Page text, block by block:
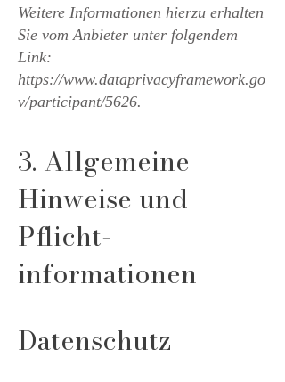
Weitere Informationen hierzu erhalten
Sie vom Anbieter unter folgendem
Link:
https://www.dataprivacyframework.go
v/participant/5626.
3. Allgemeine
Hinweise und
Pflicht­
informationen
Datenschutz